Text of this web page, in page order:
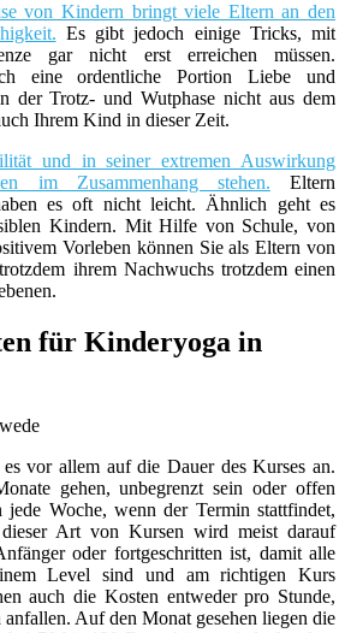
von Kindern bringt viele Eltern an den
Es gibt jedoch einige Tricks, mit
gar nicht erst erreichen müssen.
eine ordentliche Portion Liebe und
der Trotz- und Wutphase nicht aus dem
Ihrem Kind in dieser Zeit.
und in seiner extremen Auswirkung
im Zusammenhang stehen. Eltern
es oft nicht leicht. Ähnlich geht es
Kindern. Mit Hilfe von Schule, von
Vorleben können Sie als Eltern von
ihrem Nachwuchs trotzdem einen
für Kinderyoga in
vor allem auf die Dauer des Kurses an.
gehen, unbegrenzt sein oder offen
jede Woche, wenn der Termin stattfindet,
Art von Kursen wird meist darauf
oder fortgeschritten ist, damit alle
Level sind und am richtigen Kurs
auch die Kosten entweder pro Stunde,
Auf den Monat gesehen liegen die